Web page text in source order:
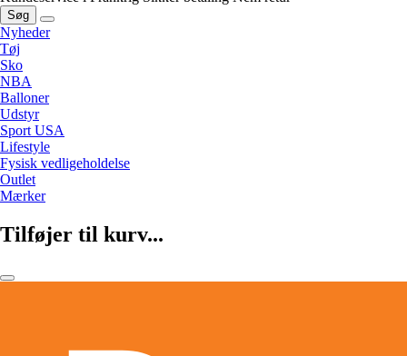
Søg
Nyheder
Tøj
Sko
NBA
Balloner
Udstyr
Sport USA
Lifestyle
Fysisk vedligeholdelse
Outlet
Mærker
Tilføjer til kurv...